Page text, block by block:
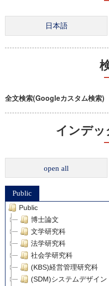
全文検索(Googleカスタム検索)
インデッ
open all
Public
Public
博士論文
文学研究科
法学研究科
社会学研究科
(KBS)経営管理研究科
(SDM)システムデザイ